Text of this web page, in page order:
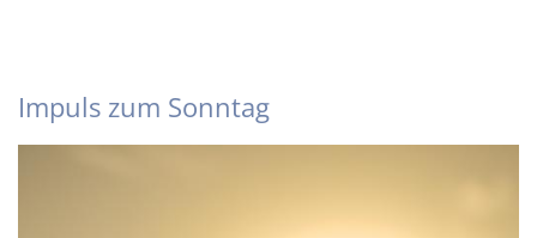
Impuls zum Sonntag